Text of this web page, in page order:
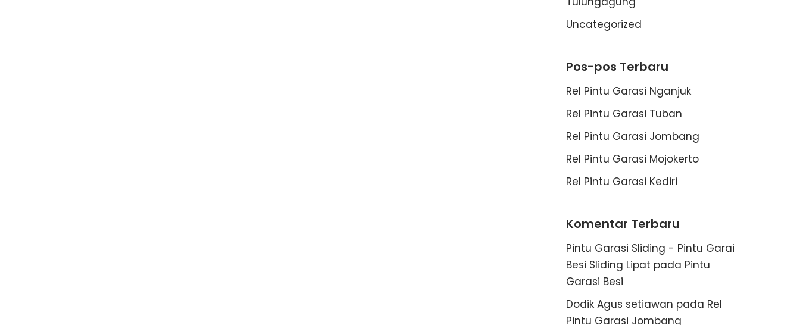
Uncategorized
Pos-pos Terbaru
Rel Pintu Garasi Nganjuk
Rel Pintu Garasi Tuban
Rel Pintu Garasi Jombang
Rel Pintu Garasi Mojokerto
Rel Pintu Garasi Kediri
Komentar Terbaru
Pintu Garasi Sliding - Pintu Garai
Besi Sliding Lipat pada Pintu
Garasi Besi
Dodik Agus setiawan pada Rel
Pintu Garasi Jombang